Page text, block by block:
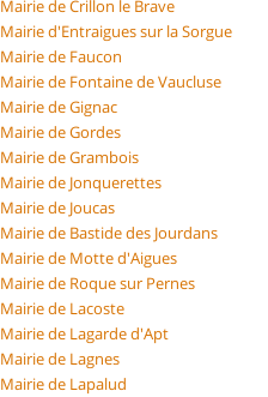
Mairie de Crillon le Brave
Mairie d'Entraigues sur la Sorgue
Mairie de Faucon
Mairie de Fontaine de Vaucluse
Mairie de Gignac
Mairie de Gordes
Mairie de Grambois
Mairie de Jonquerettes
Mairie de Joucas
Mairie de Bastide des Jourdans
Mairie de Motte d'Aigues
Mairie de Roque sur Pernes
Mairie de Lacoste
Mairie de Lagarde d'Apt
Mairie de Lagnes
Mairie de Lapalud